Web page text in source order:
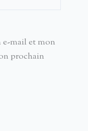
mail et mon
prochain